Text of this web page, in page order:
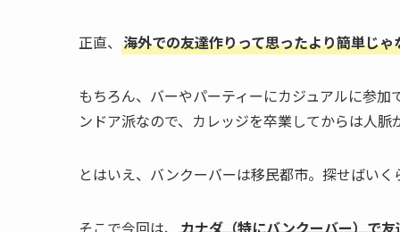
正直、 海外での友達作りって思ったより簡単じゃ
もちろん、バーやパーティーにカジュアルに参
ンドア派なので、カレッジを卒業してからは人
とはいえ、バンクーバーは移民都市。探せばい
そこで今回は、 カナダ（特にバンクーバー）で